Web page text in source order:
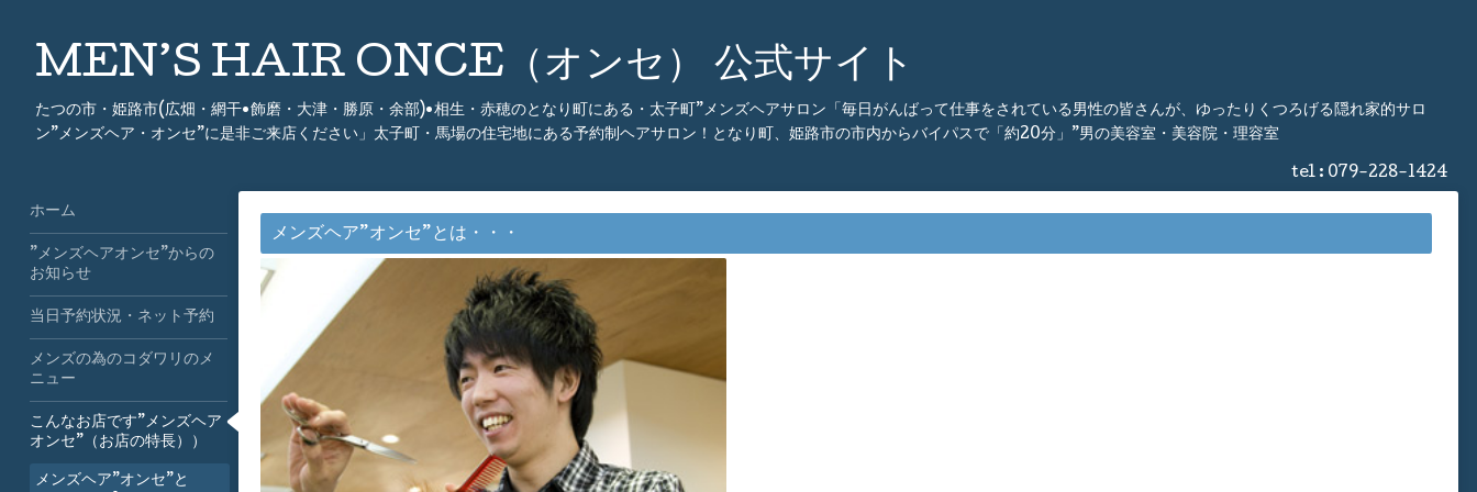
MEN’S HAIR ONCE（オンセ） 公式サイト
たつの市・姫路市(広畑・網干•飾磨・大津・勝原・余部)•相生・赤穂のとなり町にある・太子町”メンズヘアサロン「毎日がんばって仕事をされている男性の皆さんが、ゆったりくつろげる隠れ家的サロ
ン”メンズヘア・オンセ”に是非ご来店ください」太子町・馬場の住宅地にある予約制ヘアサロン！となり町、姫路市の市内からバイパスで「約20分」”男の美容室・美容院・理容室
tel : 079-228-1424
メンズヘア”オンセ”とは・・・
ホーム
”メンズヘアオンセ”からの
お知らせ
当日予約状況・ネット予約
メンズの為のコダワリのメ
ニュー
こんなお店です”メンズヘア
オンセ”（お店の特長））
メンズヘア”オンセ”と